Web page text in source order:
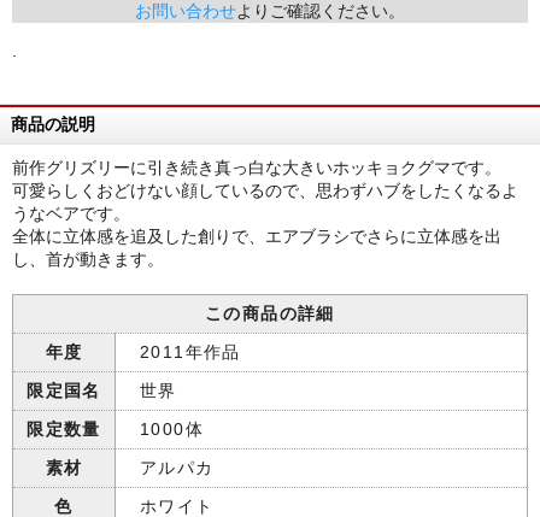
お問い合わせよりご確認ください。
商品の説明
前作グリズリーに引き続き真っ白な大きいホッキョクグマです。
可愛らしくおどけない顔しているので、思わずハブをしたくなるよ
うなベアです。
全体に立体感を追及した創りで、エアブラシでさらに立体感を出
し、首が動きます。
この商品の詳細
年度
2011年作品
限定国名
世界
限定数量
1000体
素材
アルパカ
色
ホワイト